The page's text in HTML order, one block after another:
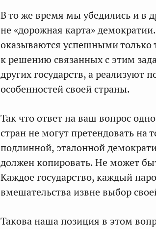
В то же время мы убедились и в
не «дорожная карта»
оказываются успешными только
к решению связанных с этим
других государств, а реализуют
особенностей своей страны.
Так что ответ на ваш вопрос
стран не могут претендовать на
подлинной, эталонной
должен копировать. Не может
Каждое государство, каждый
вмешательства извне выбор
Такова наша позиция в этом